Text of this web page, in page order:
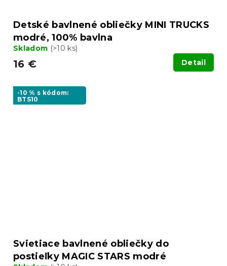
Detské bavlnené obliečky MINI TRUCKS
modré, 100% bavlna
Skladom (>10 ks)
16 € Detail
-10 % s kódom:
BTS10
Svietiace bavlnené obliečky do
postieľky MAGIC STARS modré